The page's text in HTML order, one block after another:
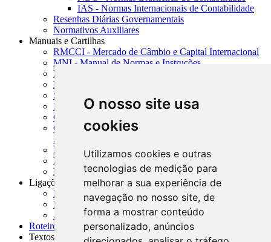
O nosso site usa
cookies
Utilizamos cookies e outras
tecnologias de medição para
melhorar a sua experiência de
navegação no nosso site, de
forma a mostrar conteúdo
personalizado, anúncios
IAS - Normas Internacionais de Contabilidade
Resenhas Diárias Governamentais
Normativos Auxiliares
Manuais e Cartilhas
RMCCI - Mercado de Câmbio e Capital Internacional
MNI - Manual de Normas e Instruções
MTVM - Manual de Títulos e Valores Mobiliários
MCR - Manual de Crédito Rural
SISORF - Manual de Organização do SFN
MASUP - Manual de Supervisão Bancária
CADOC - Catálogo de Documentos
CNAE-CONCLA - Classificação Nacional de
Atividades Econômicas
PMF - Cartilhas do BCB
Manuais Auxiliares do BCB e Cosif-e
Resenhas Diárias Governamentais
Ligações Externas
Links Úteis
Presidência da República
Agências Nacionais Reguladoras
Roteiros para Estudos
Textos